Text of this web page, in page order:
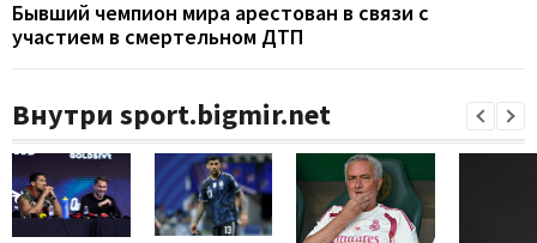
Бывший чемпион мира арестован в связи с
участием в смертельном ДТП
Внутри sport.bigmir.net